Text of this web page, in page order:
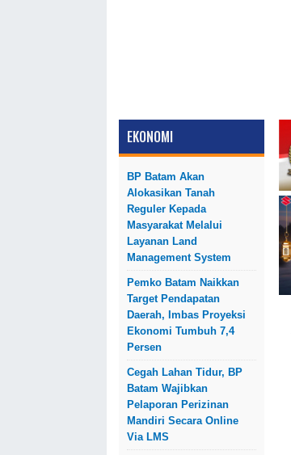
EKONOMI
BP Batam Akan
Alokasikan Tanah
Reguler Kepada
Masyarakat Melalui
Layanan Land
Management System
Pemko Batam Naikkan
Target Pendapatan
Daerah, Imbas Proyeksi
Ekonomi Tumbuh 7,4
Persen
Cegah Lahan Tidur, BP
Batam Wajibkan
Pelaporan Perizinan
Mandiri Secara Online
Via LMS